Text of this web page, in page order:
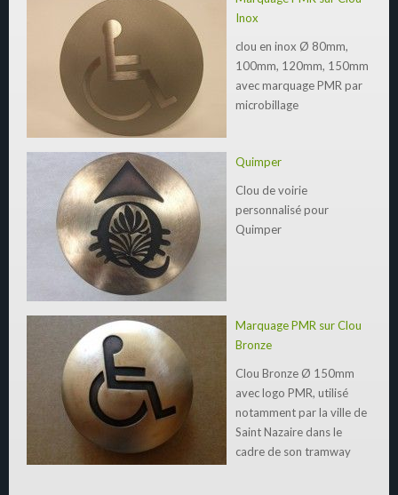
Inox
clou en inox Ø 80mm,
100mm, 120mm, 150mm
avec marquage PMR par
microbillage
Quimper
Clou de voirie
personnalisé pour
Quimper
Marquage PMR sur Clou
Bronze
Clou Bronze Ø 150mm
avec logo PMR, utilisé
notamment par la ville de
Saint Nazaire dans le
cadre de son tramway